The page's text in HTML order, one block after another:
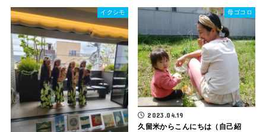
イクシモ 母ゴコロ
2023.04.19
久留米からこんにちは（自己紹